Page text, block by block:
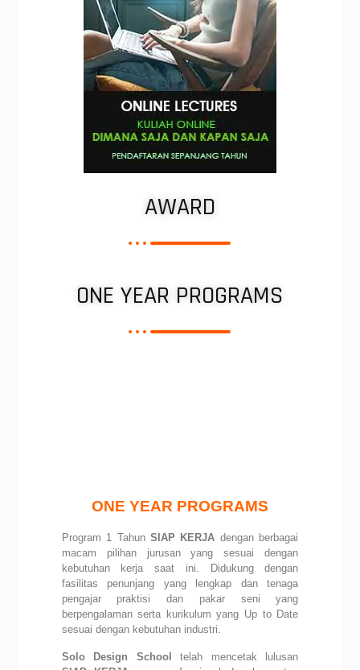
AWARD
ONE YEAR PROGRAMS
ONE YEAR PROGRAMS
Program 1 Tahun SIAP KERJA dengan berbagai
macam pilihan jurusan yang sesuai dengan
kebutuhan kerja saat ini.
Didukung dengan
fasilitas penunjang yang lengkap dan tenaga
pengajar praktisi dan pakar seni yang
berpengalaman serta kurikulum yang Up to Date
sesuai dengan kebutuhan industri.
Solo Design School
telah mencetak lulusan